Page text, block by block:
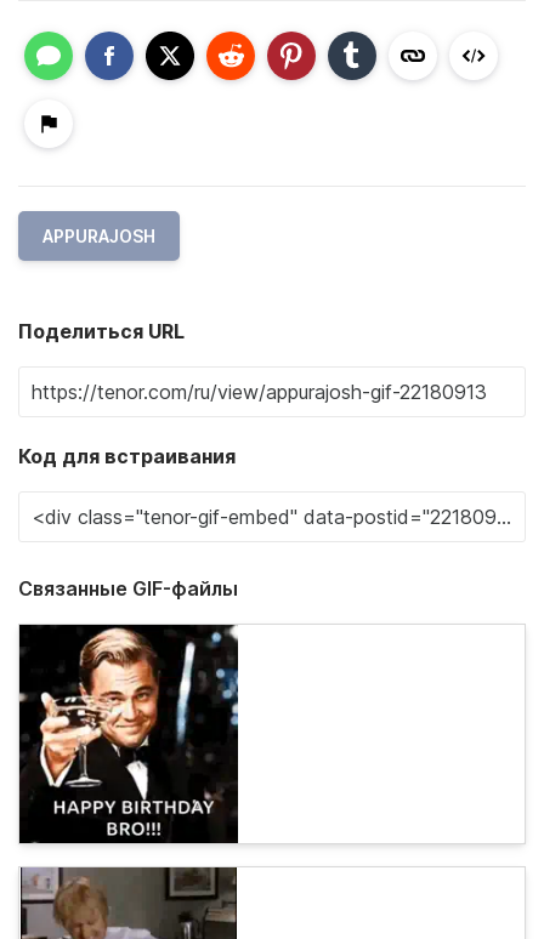
APPURAJOSH
Поделиться URL
Код для встраивания
Связанные GIF-файлы